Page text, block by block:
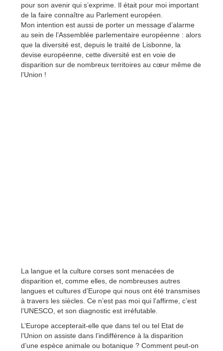
pour son avenir qui s’exprime. Il était pour moi important
de la faire connaître au Parlement européen.
Mon intention est aussi de porter un message d’alarme
au sein de l’Assemblée parlementaire européenne : alors
que la diversité est, depuis le traité de Lisbonne, la
devise européenne, cette diversité est en voie de
disparition sur de nombreux territoires au cœur même de
l’Union !
La langue et la culture corses sont menacées de
disparition et, comme elles, de nombreuses autres
langues et cultures d’Europe qui nous ont été transmises
à travers les siècles. Ce n’est pas moi qui l’affirme, c’est
l’UNESCO, et son diagnostic est irréfutable.
L’Europe accepterait-elle que dans tel ou tel Etat de
l’Union on assiste dans l’indifférence à la disparition
d’une espèce animale ou botanique ? Comment peut-on